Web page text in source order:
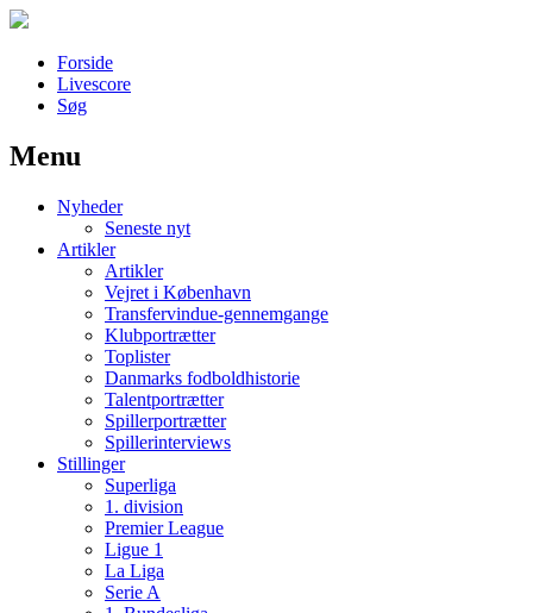
Forside
Livescore
Søg
Наши партнеры
лучшие займы
Menu
Nyheder
Seneste nyt
Artikler
Artikler
Vejret i København
Transfervindue-gennemgange
Klubportrætter
Toplister
Danmarks fodboldhistorie
Talentportrætter
Spillerportrætter
Spillerinterviews
Stillinger
Superliga
1. division
Premier League
Ligue 1
La Liga
Serie A